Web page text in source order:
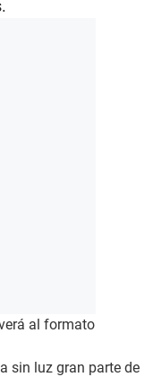
al formato
sin luz gran parte de